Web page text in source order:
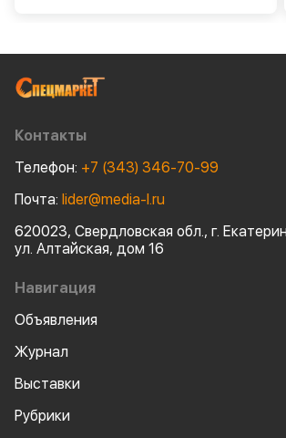
Навигация
Объявления
Журнал
Выставки
Рубрики
Контакты
Телефон: +7 (343) 346-70-99
Почта: lider@media-l.ru
620023, Свердловская обл., г.
ул. Алтайская, дом 16